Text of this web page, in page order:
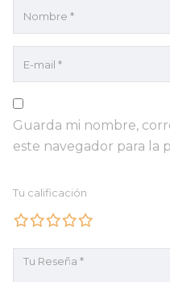
Guarda mi nombre,
este navegador para la
Tu calificación